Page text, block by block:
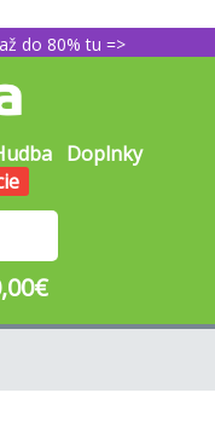
do 80% tu =>
Doplnky